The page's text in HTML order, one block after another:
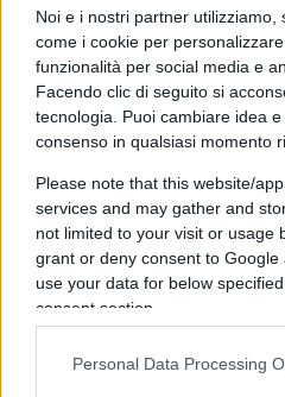
Noi e i nostri partner utilizziamo,
come i cookie per
funzionalità per social media e
Facendo clic di seguito si
tecnologia. Puoi cambiare idea
consenso in qualsiasi momento
Please note that this website/
services and may gather and
not limited to your visit or usage
grant or deny consent to
use your data for below
consent section.
Personal Data Processing
ampio, più grave, più
sapere come uscirne.
invalsa a risolvere tutto
incrociate.
D’altra parte, chi non
giornali italiani, i più
dell’Occidente, cui non
esecuzione spietata di